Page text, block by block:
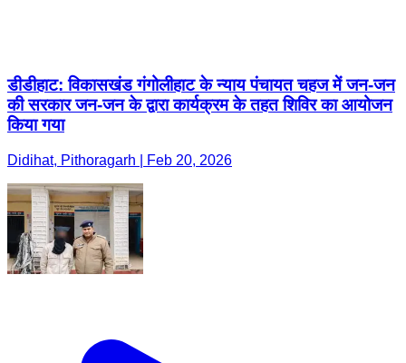
डीडीहाट: विकासखंड गंगोलीहाट के न्याय पंचायत चहज में जन-जन
की सरकार जन-जन के द्वारा कार्यक्रम के तहत शिविर का आयोजन
किया गया
Didihat, Pithoragarh | Feb 20, 2026